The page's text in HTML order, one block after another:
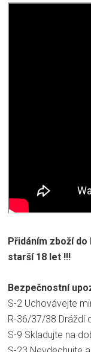
Přidáním zboží
starší 18 let !!!
Bezpečnostní
S-2 Uchovávejte
R-36/37/38 Dráždí
S-9 Skladujte na